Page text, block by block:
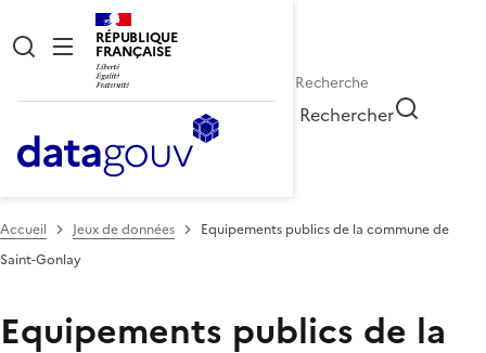
RÉPUBLIQUE
FRANÇAISE
Rechercher
Accueil Jeux de données
Equipements publics de la commune de
Saint-Gonlay
Equipements publics de la